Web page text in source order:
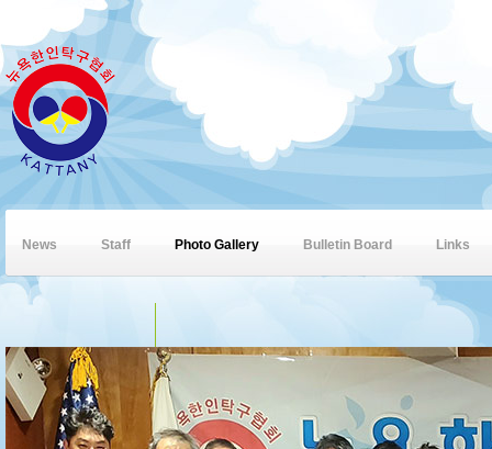
News Staff Photo Gallery Bulletin Board Links